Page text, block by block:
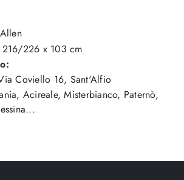
216/226 x 103 cm
Coviello 16, Sant'Alfio
Acireale, Misterbianco, Paternò,